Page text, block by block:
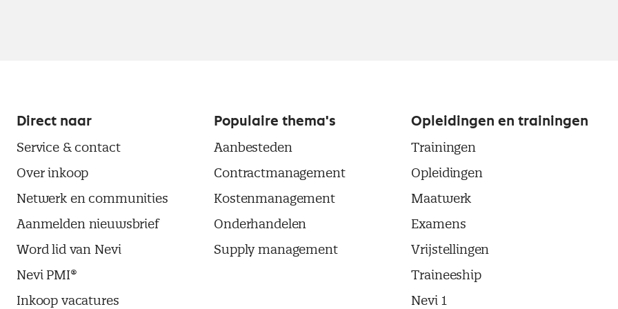
Direct naar
Service & contact
Over inkoop
Netwerk en communities
Aanmelden nieuwsbrief
Word lid van Nevi
Nevi PMI®
Inkoop vacatures
Populaire thema's
Aanbesteden
Contractmanagement
Kostenmanagement
Onderhandelen
Supply management
Opleidingen en trainingen
Trainingen
Opleidingen
Maatwerk
Examens
Vrijstellingen
Traineeship
Nevi 1